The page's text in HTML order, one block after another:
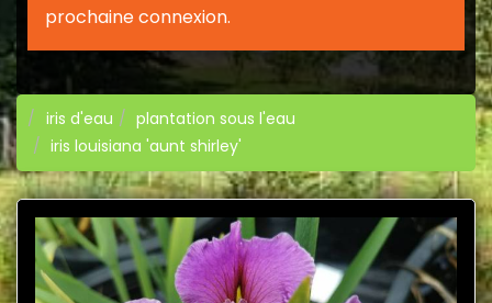
prochaine connexion.
iris d'eau
plantation sous l'eau
iris louisiana 'aunt shirley'